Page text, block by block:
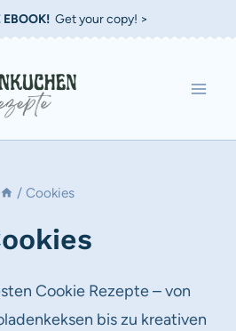
EBOOK!Get your copy! >
/ Cookies
Cookie Rezepte – von
bis zu kreativen